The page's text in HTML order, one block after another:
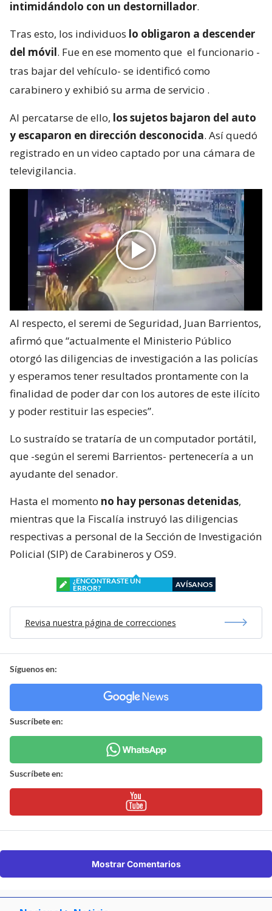
intimidándolo con un destornillador.
Tras esto, los individuos lo obligaron a descender
del móvil. Fue en ese momento que el funcionario -
tras bajar del vehículo- se identificó como
carabinero y exhibió su arma de servicio .
Al percatarse de ello, los sujetos bajaron del auto
y escaparon en dirección desconocida. Así quedó
registrado en un video captado por una cámara de
televigilancia.
Al respecto, el seremi de Seguridad, Juan Barrientos,
afirmó que “actualmente el Ministerio Público
otorgó las diligencias de investigación a las policías
y esperamos tener resultados prontamente con la
finalidad de poder dar con los autores de este ilícito
y poder restituir las especies”.
Lo sustraído se trataría de un computador portátil,
que -según el seremi Barrientos- pertenecería a un
ayudante del senador.
Hasta el momento no hay personas detenidas,
mientras que la Fiscalía instruyó las diligencias
respectivas a personal de la Sección de Investigación
Policial (SIP) de Carabineros y OS9.
¿ENCONTRASTE UN
ERROR?
AVÍSANOS
Revisa nuestra página de correcciones
Síguenos en:
Suscríbete en:
Suscríbete en:
Mostrar Comentarios